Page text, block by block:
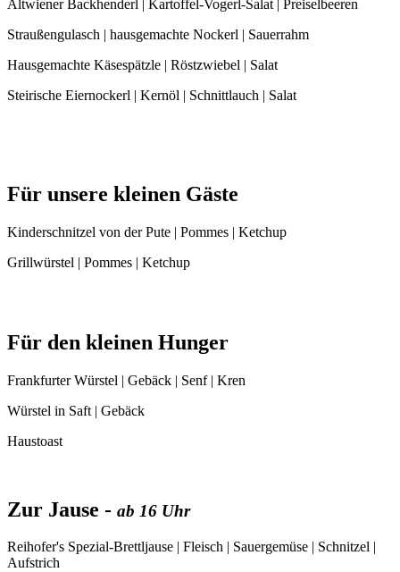
Altwiener Backhenderl | Kartoffel-Vogerl-Salat | Preiselbeeren
Straußengulasch | hausgemachte Nockerl | Sauerrahm
Hausgemachte Käsespätzle | Röstzwiebel | Salat
Steirische Eiernockerl | Kernöl | Schnittlauch | Salat
Für unsere kleinen Gäste
Kinderschnitzel von der Pute | Pommes | Ketchup
Grillwürstel | Pommes | Ketchup
Für den kleinen Hunger
Frankfurter Würstel | Gebäck | Senf | Kren
Würstel in Saft | Gebäck
Haustoast
Zur Jause - ab 16 Uhr
Reihofer's Spezial-Brettljause | Fleisch | Sauergemüse | Schnitzel |
Aufstrich